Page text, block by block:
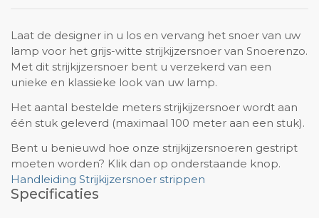
Laat de designer in u los en vervang het snoer van uw
lamp voor het grijs-witte strijkijzersnoer van Snoerenzo.
Met dit strijkijzersnoer bent u verzekerd van een
unieke en klassieke look van uw lamp.
Het aantal bestelde meters strijkijzersnoer wordt aan
één stuk geleverd (maximaal 100 meter aan een stuk).
Bent u benieuwd hoe onze strijkijzersnoeren gestript
moeten worden? Klik dan op onderstaande knop.
Handleiding Strijkijzersnoer strippen
Specificaties